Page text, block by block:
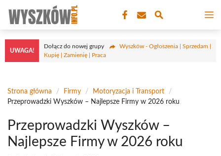
treści
UWAGA!
Dołącz do nowej grupy
Wyszków - Ogłoszenia | Sprzedam |
Kupię | Zamienię | Praca
Strona główna / Firmy / Motoryzacja i Transport
/
Przeprowadzki Wyszków – Najlepsze Firmy w 2026 roku
Przeprowadzki Wyszków –
Najlepsze Firmy w 2026 roku